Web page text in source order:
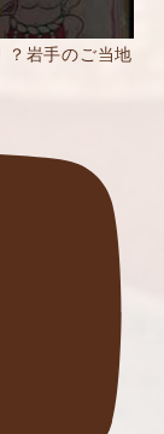
岩手のご当地